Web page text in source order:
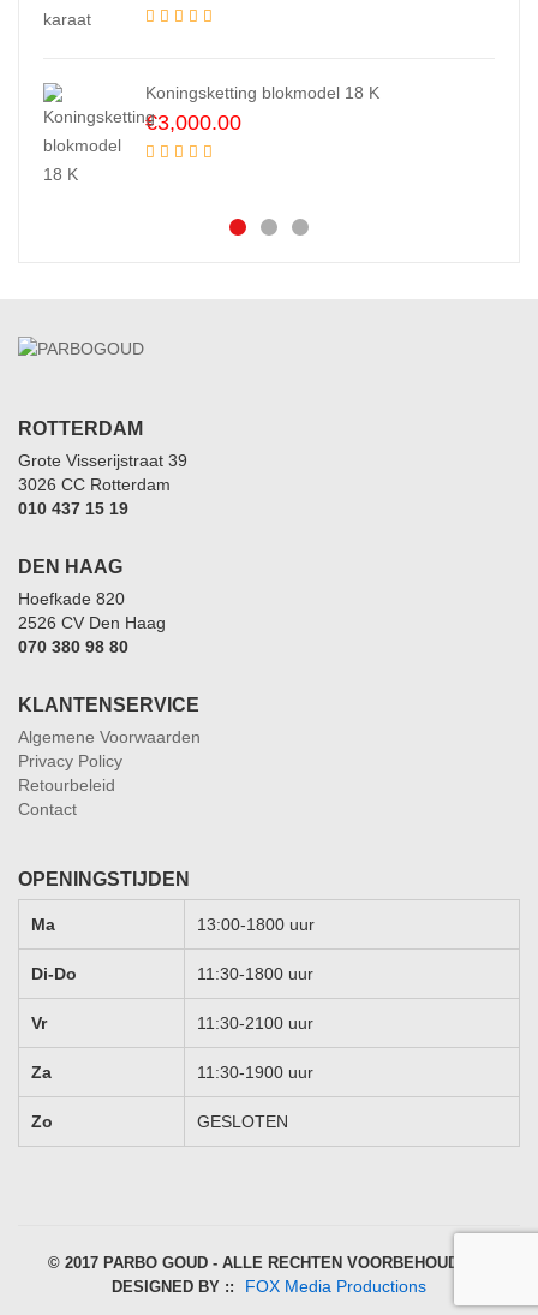
Koningsketting blokmodel 18 K
€3,000.00
ROTTERDAM
Grote Visserijstraat 39
3026 CC Rotterdam
010 437 15 19
DEN HAAG
Hoefkade 820
2526 CV Den Haag
070 380 98 80
KLANTENSERVICE
Algemene Voorwaarden
Privacy Policy
Retourbeleid
Contact
OPENINGSTIJDEN
Ma 13:00-1800 uur
Di-Do 11:30-1800 uur
Vr 11:30-2100 uur
Za 11:30-1900 uur
Zo GESLOTEN
© 2017 PARBO GOUD - ALLE RECHTEN VOORBEHOUDEN |
DESIGNED BY ::
FOX Media Productions